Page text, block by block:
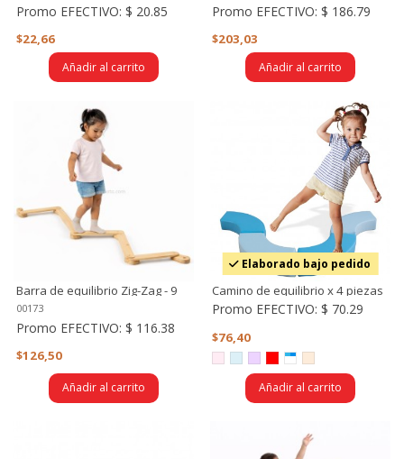
Promo EFECTIVO: $ 20.85
$22,66
Añadir al carrito
Promo EFECTIVO:$ 186.79
$203,03
Añadir al carrito
Barra de equilibrio Zig-Zag - 9
piezas
00173
Promo EFECTIVO: $ 116.38
$126,50
Añadir al carrito
Elaborado bajo pedido
Camino de equilibrio x 4 piezas
- equilibrio, coordinación,
balance, reflejo.
Promo EFECTIVO:$ 70.29
$76,40
Añadir al carrito